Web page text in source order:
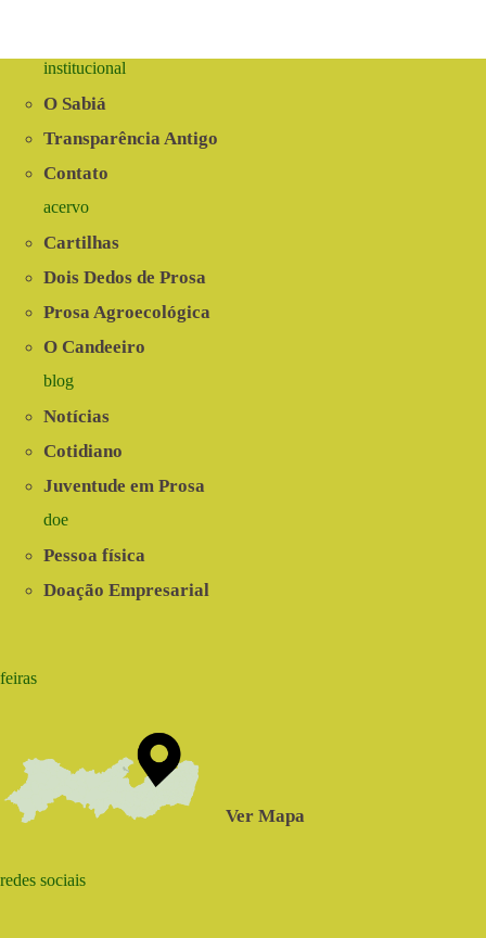
institucional
O Sabiá
Transparência Antigo
Contato
acervo
Cartilhas
Dois Dedos de Prosa
Prosa Agroecológica
O Candeeiro
blog
Notícias
Cotidiano
Juventude em Prosa
doe
Pessoa física
Doação Empresarial
feiras
Ver Mapa
redes sociais